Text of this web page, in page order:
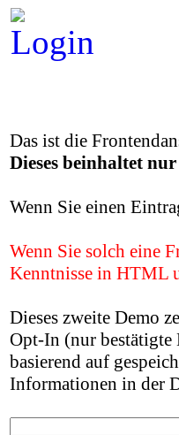
Das ist die
Dieses beinhaltet
Wenn Sie einen
Wenn Sie solch eine
Kenntnisse in HTML
Dieses zweite Demo
Opt-In (nur bestätigte
basierend auf
Informationen in der